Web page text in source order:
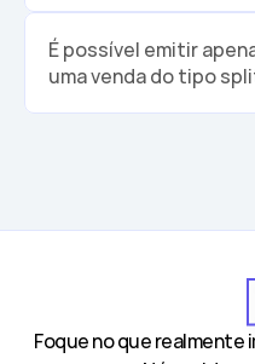
É possível emitir
uma venda do tipo
Foque no que